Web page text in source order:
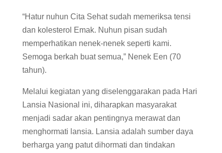
“Hatur nuhun Cita Sehat sudah memeriksa tensi
dan kolesterol Emak. Nuhun pisan sudah
memperhatikan nenek-nenek seperti kami.
Semoga berkah buat semua,” Nenek Een (70
tahun).
Melalui kegiatan yang diselenggarakan pada Hari
Lansia Nasional ini, diharapkan masyarakat
menjadi sadar akan pentingnya merawat dan
menghormati lansia. Lansia adalah sumber daya
berharga yang patut dihormati dan tindakan